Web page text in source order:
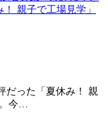
だった「夏休み！ 親
今…